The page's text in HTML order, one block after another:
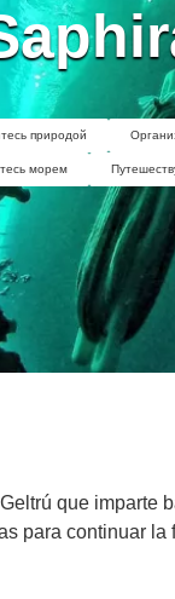
природой
морем
que
para continuar la